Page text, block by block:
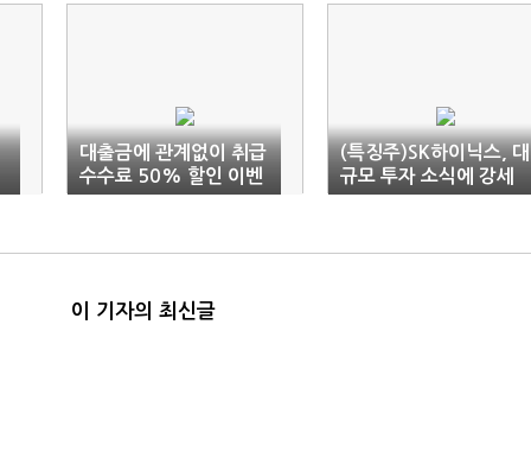
대출금에 관계없이 취급
수수료 50% 할인 이벤
트!
(특징주)SK하이닉스, 대
규모 투자 소식에 강세
이 기자의 최신글